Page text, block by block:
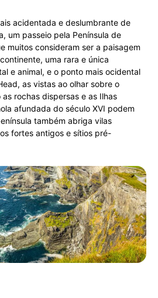
acidentada e deslumbrante de
um passeio pela Península de
muitos consideram ser a paisagem
uma rara e única
e animal, e o ponto mais ocidental
as vistas ao olhar sobre o
rochas dispersas e as Ilhas
afundada do século XVI podem
também abriga vilas
fortes antigos e sítios pré-